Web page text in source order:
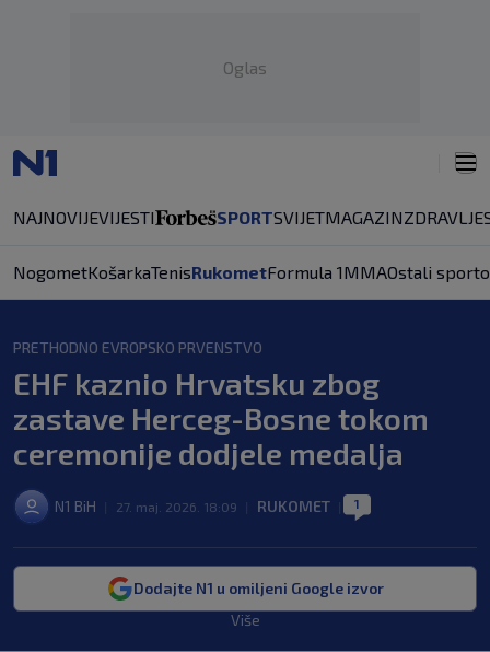
Oglas
NAJNOVIJEVIJESTI SPORTSVIJETMAGAZINZDRAVLJE
NogometKošarkaTenisRukometFormula 1MMAOstali
PRETHODNO EVROPSKO PRVENSTVO
EHF kaznio Hrvatsku zbog
zastave Herceg-Bosne tokom
ceremonije dodjele medalja
N1 BiH 27. maj. 2026. 18:09 RUKOMET 1
Dodajte N1 u omiljeni Google izvor
Više